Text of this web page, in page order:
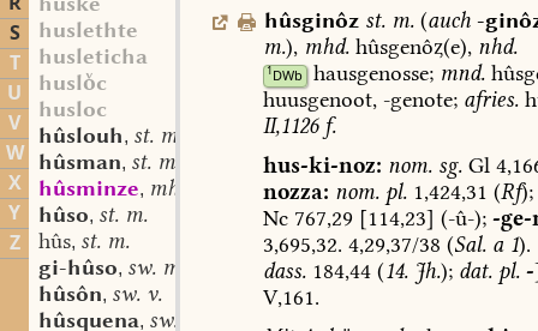
S
T
U
V
W
X
Y
Z
huslethte
husleticha
huslc
husloc
hûslouh, st. m.
hûsman, st. m.
hûsminze, mhd. sw. (st.?) f.
hûso, st. m.
hûs, st. m.
gi-hûso, sw. m.
hûsôn, sw. v.
hûsquena, sw. f.
hûsginôz st. m. (auch -
m.), mhd. hûsgenô(e), nhd.
1DWb hausgenosse; mnd.
huusgenoot,-genote; afries.
II,1126f.
hus-ki-noz: nom.sg.Gl
nozza: nom. pl.1,424,31 (Rf);
Nc767,29 [114,23] (-û-); -ge-
3,695,32. 4,29,37/38 (Sal.a1).
dass.184,44(14.Jh.); dat.pl. -
V,161.